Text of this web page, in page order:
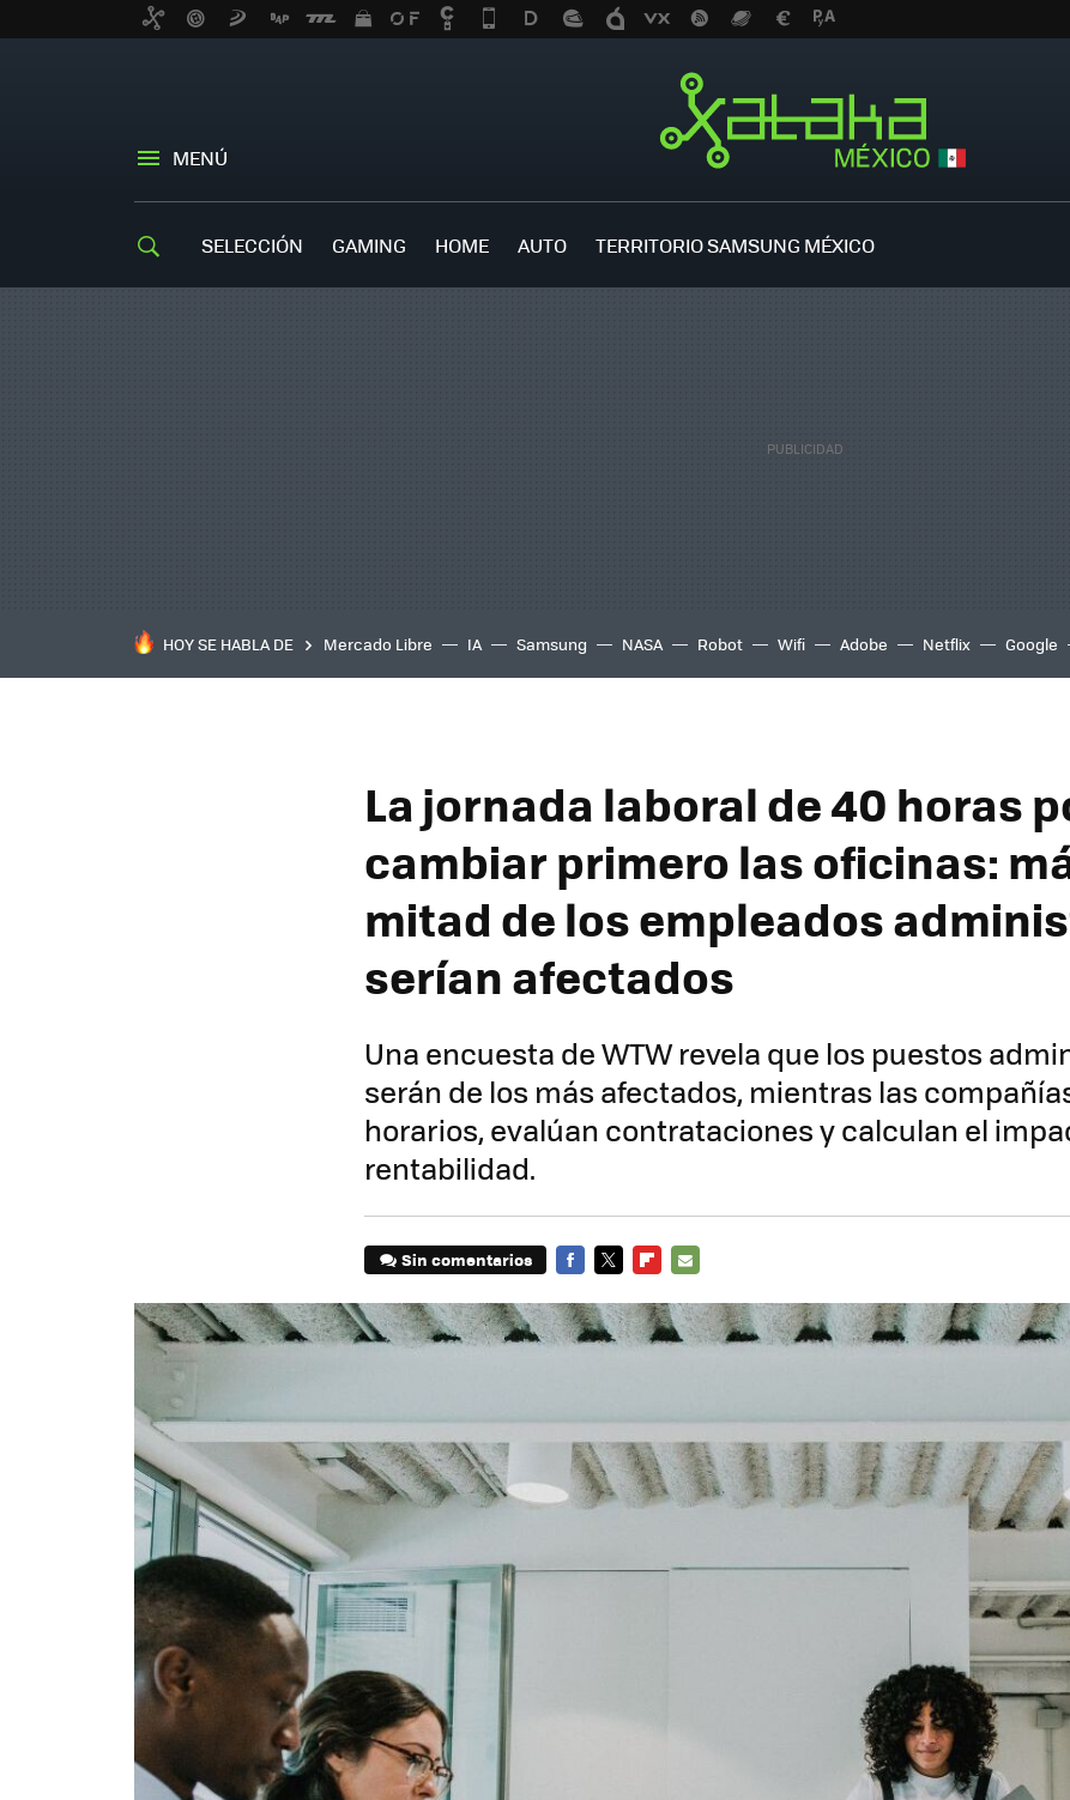
MENÚ
SELECCIÓN GAMING HOME AUTO TERRITORIO SAMSUNG MÉXICO
HOY SE HABLA DE Mercado Libre IA Samsung NASA Robot Wifi Adobe Netflix Google
La jornada laboral de 40 horas
cambiar primero las oficinas:
mitad de los empleados
serían afectados
Una encuesta de WTW revela que los puestos
serán de los más afectados, mientras las
horarios, evalúan contrataciones y calculan el
rentabilidad.
Sin comentarios
MAIL